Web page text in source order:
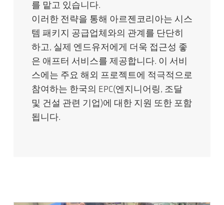
를 맡고 있습니다.
이러한 전략을 통해 아르젠코리아는 시스
템 패키지 공급업체와의 관계를 단단히
하고, 실제 엔드유저에게 더욱 접근성 좋
은 애프터 서비스를 제공합니다. 이 서비
스에는 주요 해외 프로젝트에 적극적으로
참여하는 한국의 EPC(엔지니어링, 조달
및 건설 관련 기업)에 대한 지원 또한 포함
됩니다.